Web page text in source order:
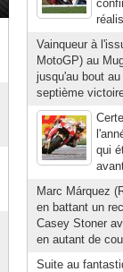
Vainqueur à
MotoGP) au
jusqu'au bout
septième
qui
Marc Márquez
en battant un
Casey Stoner
en autant de
Suite au